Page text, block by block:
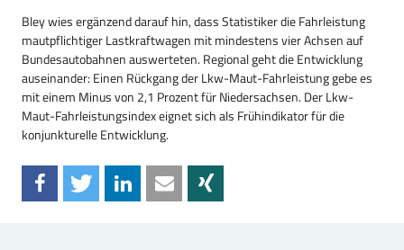
Bley wies ergänzend darauf hin, dass Statistiker die Fahrleistung
mautpflichtiger Lastkraftwagen mit mindestens vier Achsen auf
Bundesautobahnen auswerteten. Regional geht die Entwicklung
auseinander: Einen Rückgang der Lkw-Maut-Fahrleistung gebe es
mit einem Minus von 2,1 Prozent für Niedersachsen. Der Lkw-
Maut-Fahrleistungsindex eignet sich als Frühindikator für die
konjunkturelle Entwicklung.